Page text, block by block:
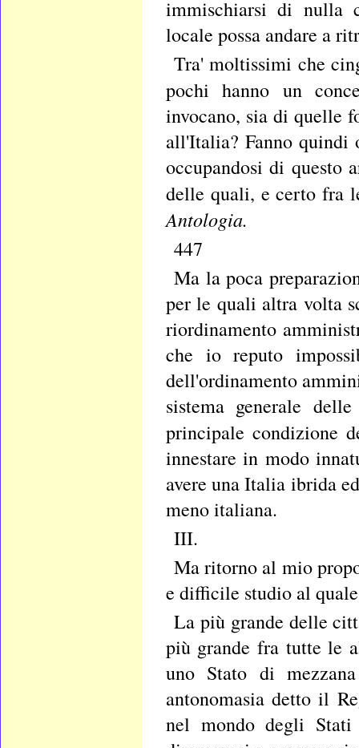
immischiarsi di nulla
locale possa andare a
Tra' moltissimi che
pochi hanno un
invocano, sia di quelle
all'Italia? Fanno quindi
occupandosi di questo
delle quali, e certo fra
Antologia.
447
Ma la poca
per le quali altra volta
riordinamento
che io reputo
dell'ordinamento
sistema generale
principale condizione
innestare in modo
avere una Italia ibrida
meno italiana.
III.
Ma ritorno al mio
e difficile studio al
La più grande delle
più grande fra tutte le
uno Stato di
antonomasia detto il
nel mondo degli Stati